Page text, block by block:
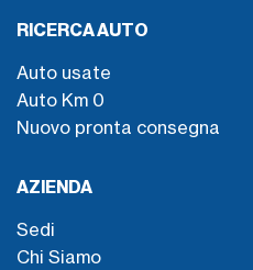
RICERCA AUTO
Auto usate
Auto Km 0
Nuovo pronta consegna
AZIENDA
Sedi
Chi Siamo